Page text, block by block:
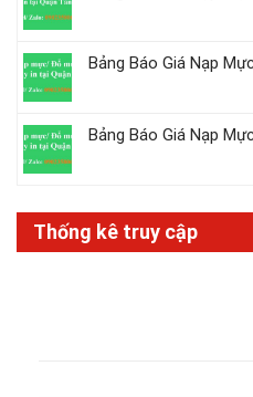
Bảng Báo Giá Nạp
Bảng Báo Giá Nạp
Thống kê truy cập